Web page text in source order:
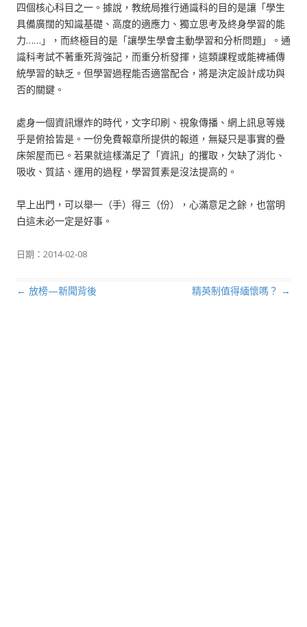
四個核心科目之一。據說，教統局推行通識科的目的是讓「學生
具備廣闊的知識基礎、高度的適應力、獨立思考及終身學習的能
力……」，而終極目的是「讓學生學會主動學習和分析問題」。通
識科考試不著重死背強記，而重分析發揮，這類課程或能裨補傳
統學習的缺乏。但學習過程能否適當配合，將是決定設計成功與
否的關鍵。
處身一個資訊爆炸的時代，文字印刷、視象傳播、網上訊息等幾
乎是俯拾皆是。一份免費報章所提供的報道，無疑只是事實的疊
床架屋而已。若果就這樣滿足了「資訊」的攫取，欠缺了消化、
吸收、質詰、運用的過程，學習質素是沒法提高的。
早上出門，可以舉一（手）得三（份），心滿意足之餘，也當明
白這未必一定是好事。
日期： 2014-02-08
文章導航列
← 放榜—新聞背後 精英制值得緬懷嗎？ →